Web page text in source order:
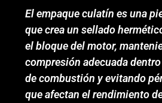
El empaque culatín es una
que crea un sellado
el bloque del motor,
compresión adecuada
de combustión y evitando
que afectan el rendimiento